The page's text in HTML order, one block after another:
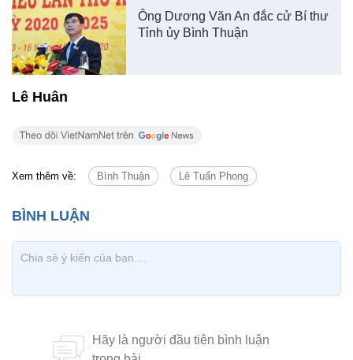
Ông Dương Văn An đắc cử Bí thư
Tỉnh ủy Bình Thuận
Lê Huân
Xem thêm về: Bình Thuận Lê Tuấn Phong